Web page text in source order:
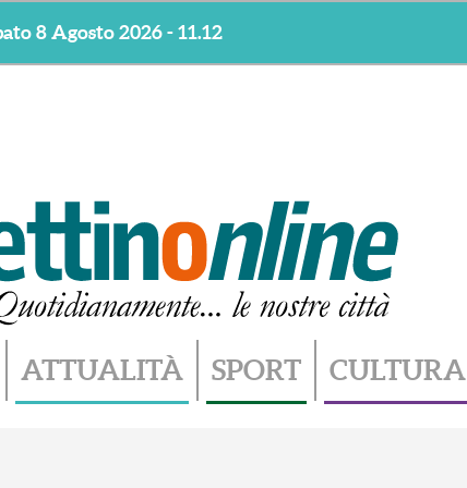
8 Agosto 2026 - 11.12
ATTUALITÀ SPORT CULTURA